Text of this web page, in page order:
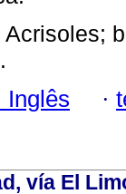
Acrisoles;
Inglês ·
vía El